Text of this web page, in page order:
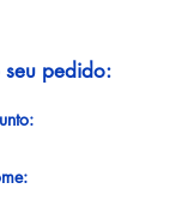
seu pedido: